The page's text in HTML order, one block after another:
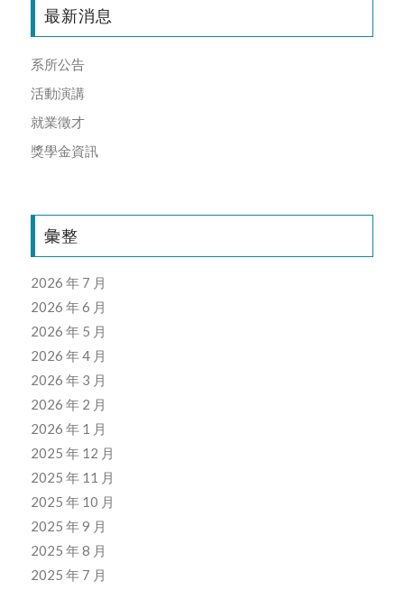
最新消息
系所公告
活動演講
就業徵才
獎學金資訊
彙整
2026 年 7 月
2026 年 6 月
2026 年 5 月
2026 年 4 月
2026 年 3 月
2026 年 2 月
2026 年 1 月
2025 年 12 月
2025 年 11 月
2025 年 10 月
2025 年 9 月
2025 年 8 月
2025 年 7 月